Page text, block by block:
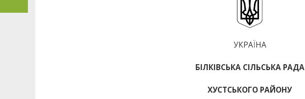
УКРАЇНА
БІЛКІВСЬКА СІЛЬСЬКА РАДА
ХУСТСЬКОГО РАЙОНУ